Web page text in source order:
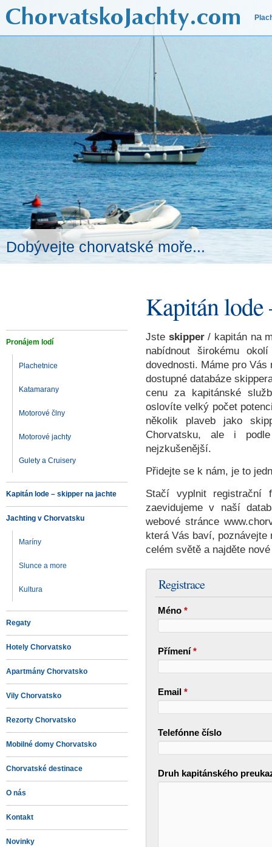
Dobývejte chorvatské moře...
Kapitán lode
Pronájem lodí
Plachetnice
Katamarany
Motorové člny
Motorové jachty
Gulety a Cruisery
Kapitán lode – skipper na jachte
Jachting v Chorvatsku
Maríny
Slunce a more
Kultura
Regaty
Hotely Chorvatsko
Apartmány Chorvatsko
Vily Chorvatsko
Rezorty Chorvatsko
Mobilné domy Chorvatsko
Chorvatské destinace
O nás
Kontakt
Novinky
Jste skipper/ kapitán na
nabídnout širokému
dovednosti. Máme pro
dostupné databáze
cenu za kapitánské
oslovíte velký počet
několik plaveb jako
Chorvatsku, ale i
nejzkušenější.
Přidejte se k nám, je to
Stačí vyplnit registrační
zaevidujeme v naší
webové stránce
která Vás baví,
celém světě a najděte
Registrace
Méno *
Přímení*
Email *
Telefónne číslo
Druh kapitánského